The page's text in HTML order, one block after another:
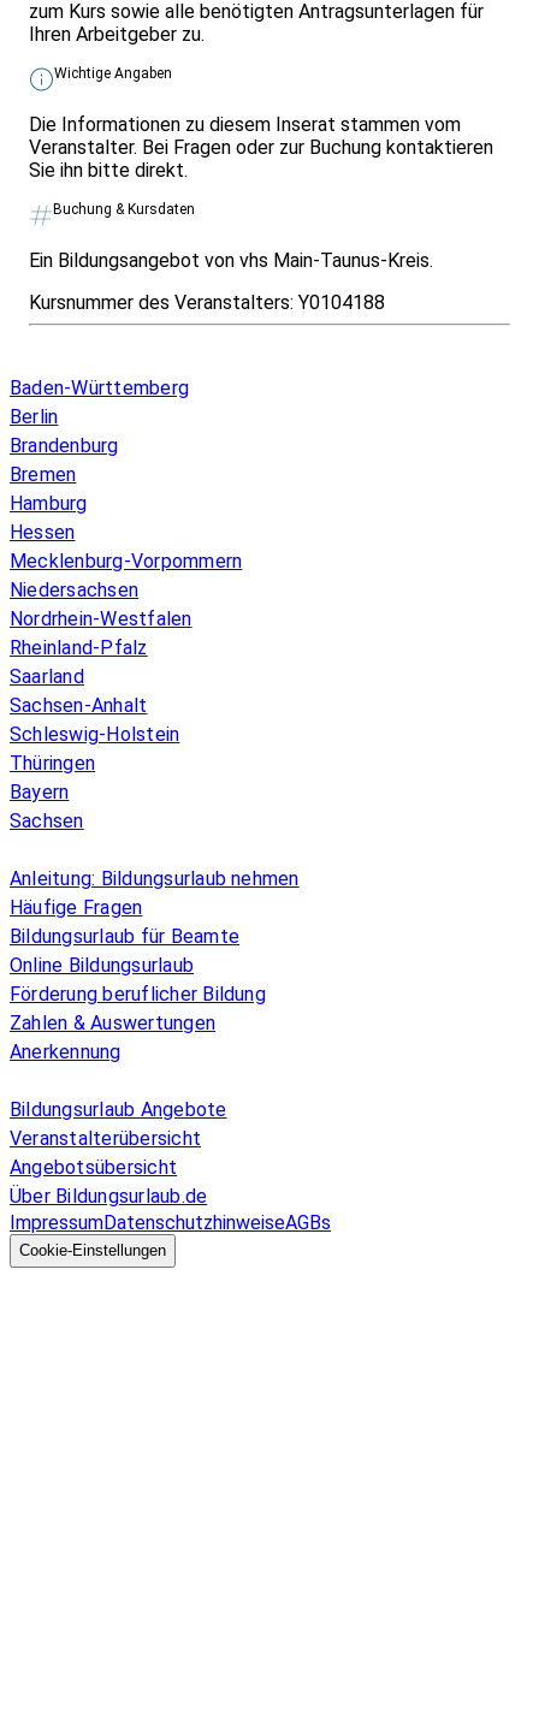
zum Kurs sowie alle benötigten Antragsunterlagen für
Ihren Arbeitgeber zu.
Wichtige Angaben
Die Informationen zu diesem Inserat stammen vom
Veranstalter. Bei Fragen oder zur Buchung kontaktieren
Sie ihn bitte direkt.
Buchung & Kursdaten
Ein Bildungsangebot von vhs Main-Taunus-Kreis.
Kursnummer des Veranstalters: Y0104188
Baden-Württemberg
Berlin
Brandenburg
Bremen
Hamburg
Hessen
Mecklenburg-Vorpommern
Niedersachsen
Nordrhein-Westfalen
Rheinland-Pfalz
Saarland
Sachsen-Anhalt
Schleswig-Holstein
Thüringen
Bayern
Sachsen
Anleitung: Bildungsurlaub nehmen
Häufige Fragen
Bildungsurlaub für Beamte
Online Bildungsurlaub
Förderung beruflicher Bildung
Zahlen & Auswertungen
Anerkennung
Bildungsurlaub Angebote
Veranstalterübersicht
Angebotsübersicht
Über Bildungsurlaub.de
ImpressumDatenschutzhinweiseAGBs
Cookie-Einstellungen